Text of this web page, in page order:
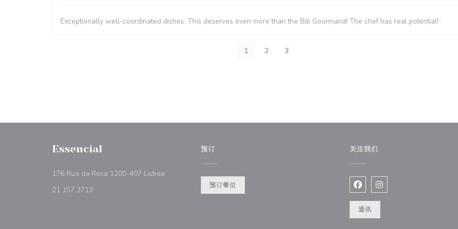
Exceptionally well-coordinated dishes. This deserves even more than the Bib Gourmand! The chef has real potential!
1 2 3
Essencial
176 Rua da Rosa 1200-407 Lisboa
21 157 3713
预订
预订餐位
关注我们
Facebook ((在新窗口中打开))
Instagram ((在新窗口
通讯